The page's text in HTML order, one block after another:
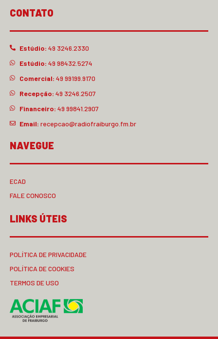
CONTATO
Estúdio: 49 3246.2330
Estúdio: 49 98432.5274
Comercial: 49 99199.9170
Recepção: 49 3246.2507
Financeiro: 49 99841.2907
Email: recepcao@radiofraiburgo.fm.br
NAVEGUE
ECAD
FALE CONOSCO
LINKS ÚTEIS
POLÍTICA DE PRIVACIDADE
POLÍTICA DE COOKIES
TERMOS DE USO